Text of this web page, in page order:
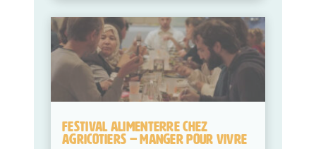
FESTIVAL ALIMENTERRE CHEZ
AGRICOTIERS – MANGER POUR VIVRE